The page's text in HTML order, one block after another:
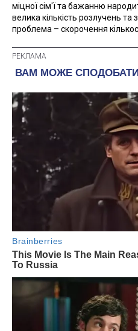
міцної сім'ї та бажанню
велика кількість розлучень
проблема – скорочення